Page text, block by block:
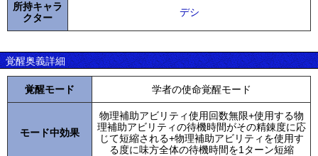
所持キャラ
クター
デシ
覚醒奥義詳細
覚醒モード 学者の使命覚醒モード
モード中効果
物理補助アビリティ使用回数無限+使用する物
理補助アビリティの待機時間がその精錬度に応
じて短縮される+物理補助アビリティを使用す
る度に味方全体の待機時間を1ターン短縮